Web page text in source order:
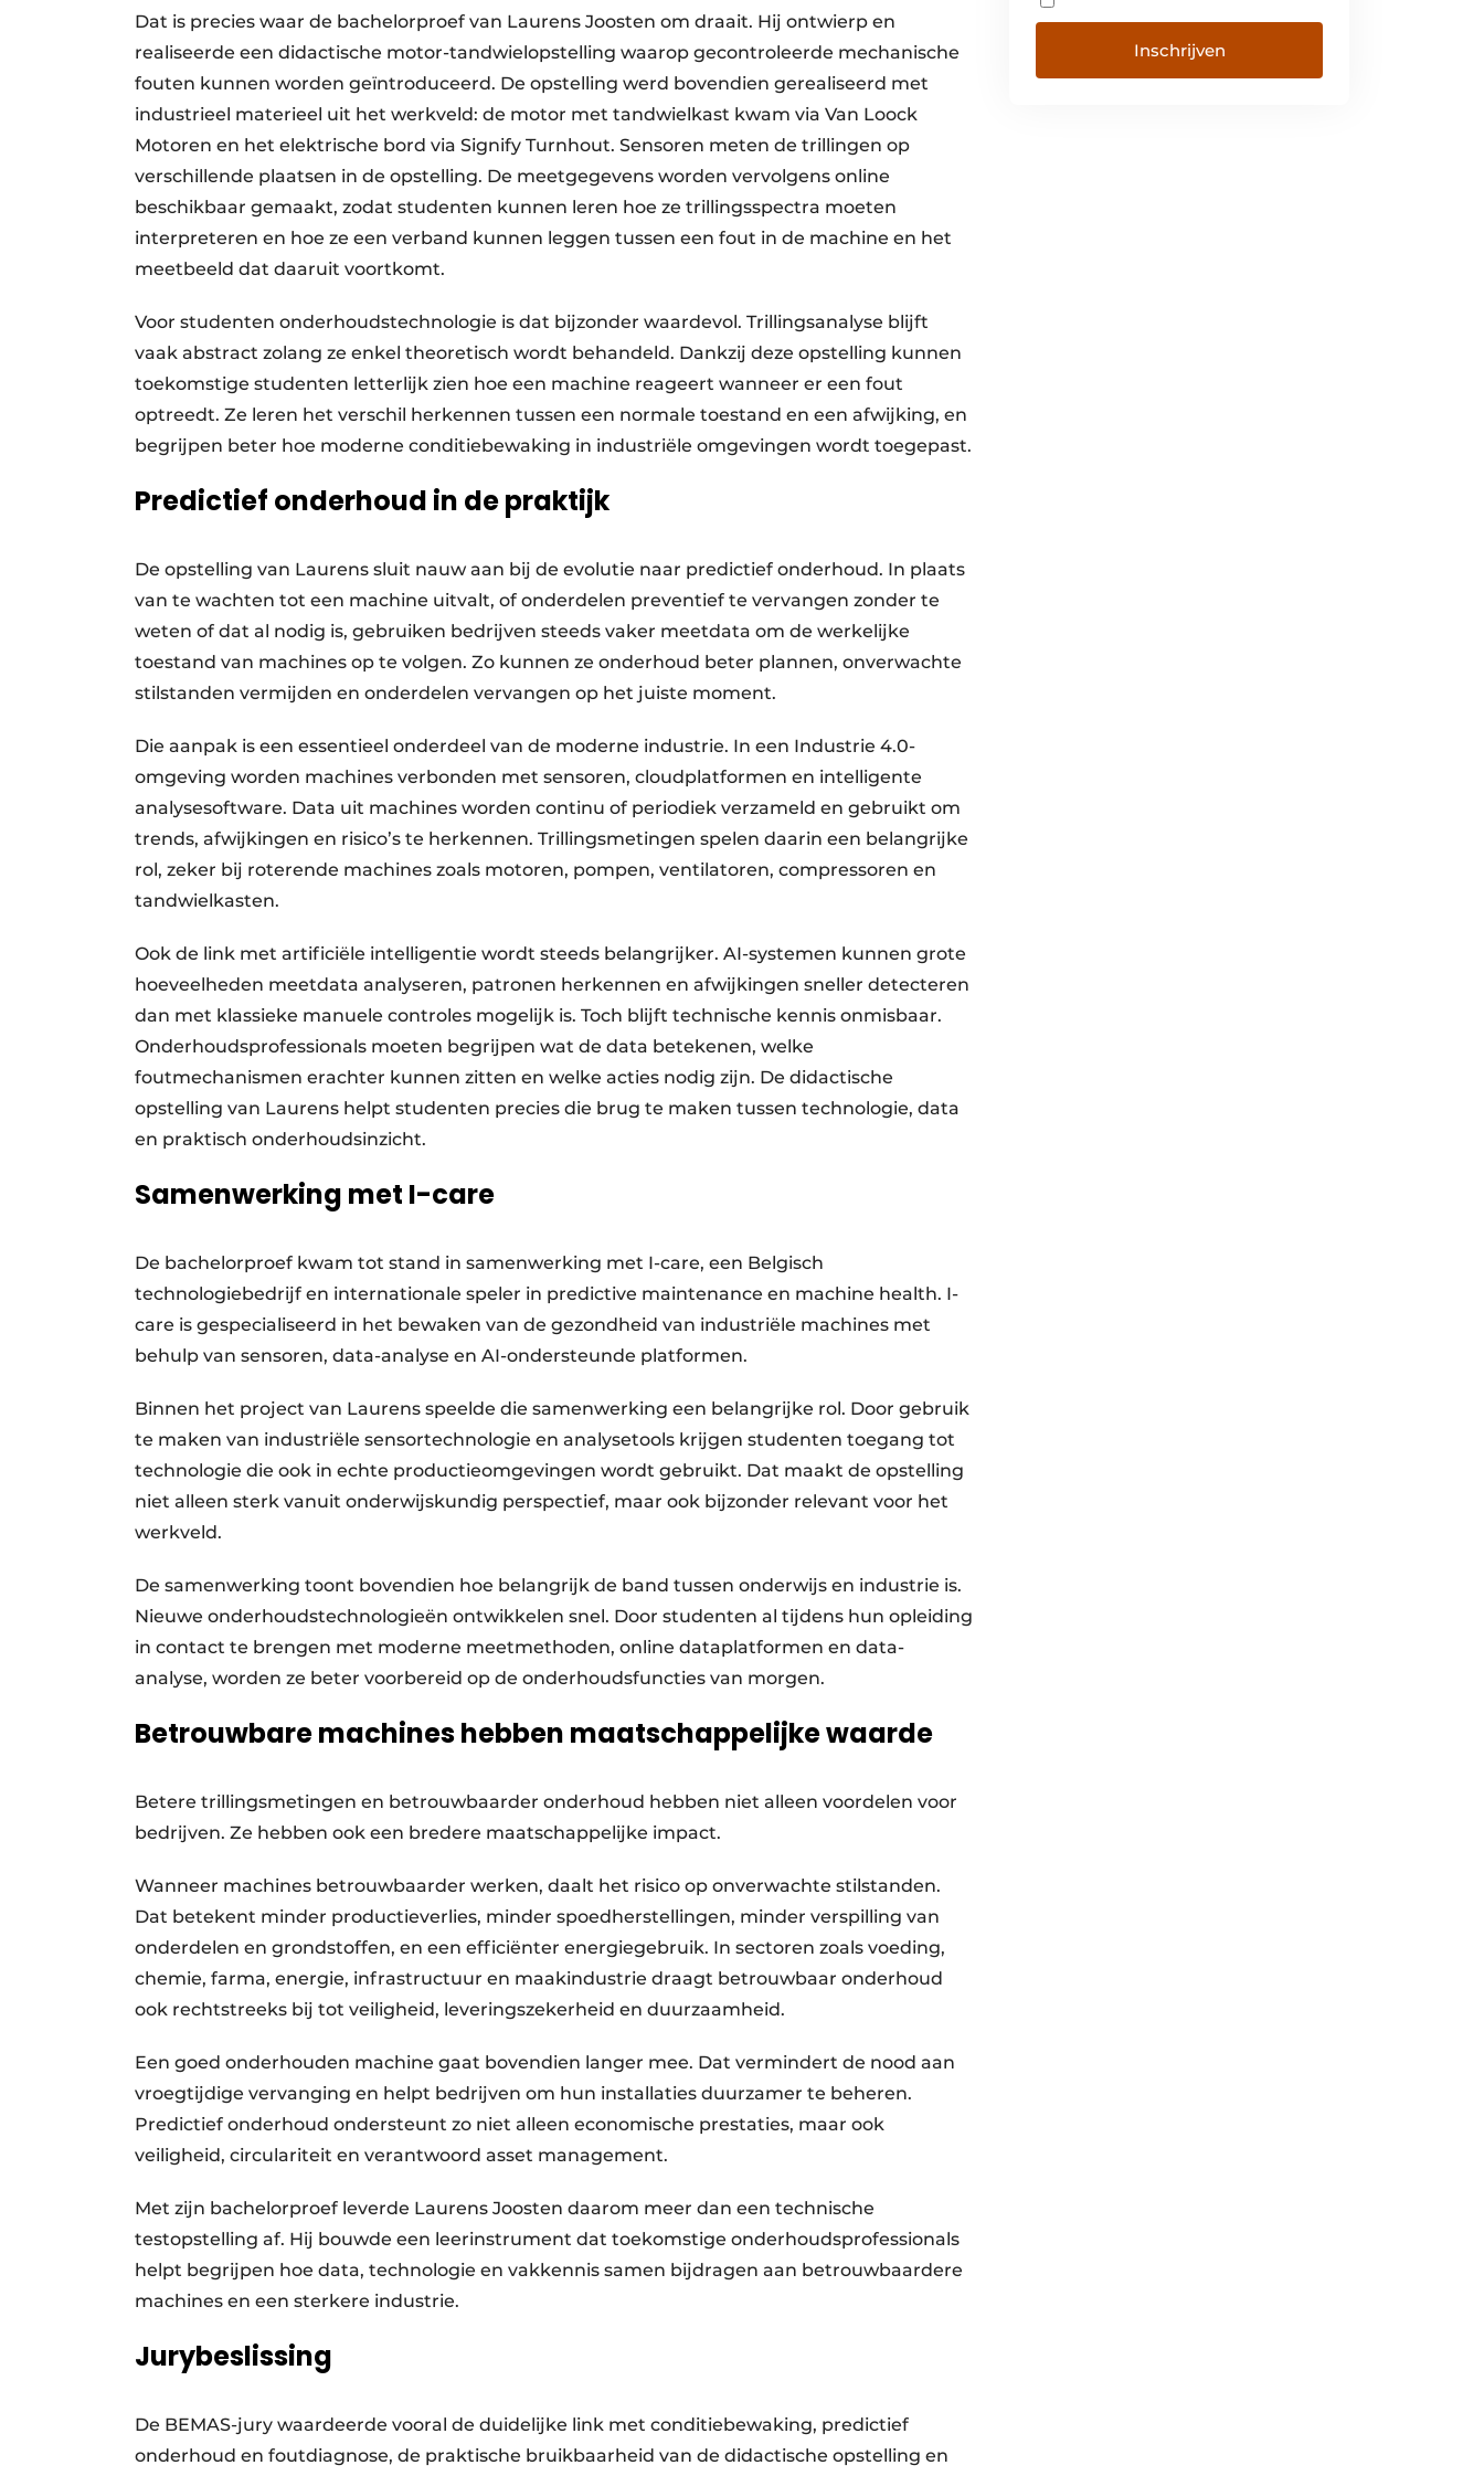
Dat is precies waar de bachelorproef van Laurens Joosten om draait. Hij ontwierp en
realiseerde een didactische motor-tandwielopstelling waarop gecontroleerde mechanische
fouten kunnen worden geïntroduceerd. De opstelling werd bovendien gerealiseerd met
industrieel materieel uit het werkveld: de motor met tandwielkast kwam via Van Loock
Motoren en het elektrische bord via Signify Turnhout. Sensoren meten de trillingen op
verschillende plaatsen in de opstelling. De meetgegevens worden vervolgens online
beschikbaar gemaakt, zodat studenten kunnen leren hoe ze trillingsspectra moeten
interpreteren en hoe ze een verband kunnen leggen tussen een fout in de machine en het
meetbeeld dat daaruit voortkomt.
Voor studenten onderhoudstechnologie is dat bijzonder waardevol. Trillingsanalyse blijft
vaak abstract zolang ze enkel theoretisch wordt behandeld. Dankzij deze opstelling kunnen
toekomstige studenten letterlijk zien hoe een machine reageert wanneer er een fout
optreedt. Ze leren het verschil herkennen tussen een normale toestand en een afwijking, en
begrijpen beter hoe moderne conditiebewaking in industriële omgevingen wordt toegepast.
Predictief onderhoud in de praktijk
De opstelling van Laurens sluit nauw aan bij de evolutie naar predictief onderhoud. In plaats
van te wachten tot een machine uitvalt, of onderdelen preventief te vervangen zonder te
weten of dat al nodig is, gebruiken bedrijven steeds vaker meetdata om de werkelijke
toestand van machines op te volgen. Zo kunnen ze onderhoud beter plannen, onverwachte
stilstanden vermijden en onderdelen vervangen op het juiste moment.
Die aanpak is een essentieel onderdeel van de moderne industrie. In een Industrie 4.0-
omgeving worden machines verbonden met sensoren, cloudplatformen en intelligente
analysesoftware. Data uit machines worden continu of periodiek verzameld en gebruikt om
trends, afwijkingen en risico’s te herkennen. Trillingsmetingen spelen daarin een belangrijke
rol, zeker bij roterende machines zoals motoren, pompen, ventilatoren, compressoren en
tandwielkasten.
Ook de link met artificiële intelligentie wordt steeds belangrijker. AI-systemen kunnen grote
hoeveelheden meetdata analyseren, patronen herkennen en afwijkingen sneller detecteren
dan met klassieke manuele controles mogelijk is. Toch blijft technische kennis onmisbaar.
Onderhoudsprofessionals moeten begrijpen wat de data betekenen, welke
foutmechanismen erachter kunnen zitten en welke acties nodig zijn. De didactische
opstelling van Laurens helpt studenten precies die brug te maken tussen technologie, data
en praktisch onderhoudsinzicht.
Samenwerking met I-care
De bachelorproef kwam tot stand in samenwerking met I-care, een Belgisch
technologiebedrijf en internationale speler in predictive maintenance en machine health. I-
care is gespecialiseerd in het bewaken van de gezondheid van industriële machines met
behulp van sensoren, data-analyse en AI-ondersteunde platformen.
Binnen het project van Laurens speelde die samenwerking een belangrijke rol. Door gebruik
te maken van industriële sensortechnologie en analysetools krijgen studenten toegang tot
technologie die ook in echte productieomgevingen wordt gebruikt. Dat maakt de opstelling
niet alleen sterk vanuit onderwijskundig perspectief, maar ook bijzonder relevant voor het
werkveld.
De samenwerking toont bovendien hoe belangrijk de band tussen onderwijs en industrie is.
Nieuwe onderhoudstechnologieën ontwikkelen snel. Door studenten al tijdens hun opleiding
in contact te brengen met moderne meetmethoden, online dataplatformen en data-
analyse, worden ze beter voorbereid op de onderhoudsfuncties van morgen.
Betrouwbare machines hebben maatschappelijke waarde
Betere trillingsmetingen en betrouwbaarder onderhoud hebben niet alleen voordelen voor
bedrijven. Ze hebben ook een bredere maatschappelijke impact.
Wanneer machines betrouwbaarder werken, daalt het risico op onverwachte stilstanden.
Dat betekent minder productieverlies, minder spoedherstellingen, minder verspilling van
onderdelen en grondstoffen, en een efficiënter energiegebruik. In sectoren zoals voeding,
chemie, farma, energie, infrastructuur en maakindustrie draagt betrouwbaar onderhoud
ook rechtstreeks bij tot veiligheid, leveringszekerheid en duurzaamheid.
Een goed onderhouden machine gaat bovendien langer mee. Dat vermindert de nood aan
vroegtijdige vervanging en helpt bedrijven om hun installaties duurzamer te beheren.
Predictief onderhoud ondersteunt zo niet alleen economische prestaties, maar ook
veiligheid, circulariteit en verantwoord asset management.
Met zijn bachelorproef leverde Laurens Joosten daarom meer dan een technische
testopstelling af. Hij bouwde een leerinstrument dat toekomstige onderhoudsprofessionals
helpt begrijpen hoe data, technologie en vakkennis samen bijdragen aan betrouwbaardere
machines en een sterkere industrie.
Jurybeslissing
De BEMAS-jury waardeerde vooral de duidelijke link met conditiebewaking, predictief
onderhoud en foutdiagnose, de praktische bruikbaarheid van de didactische opstelling en